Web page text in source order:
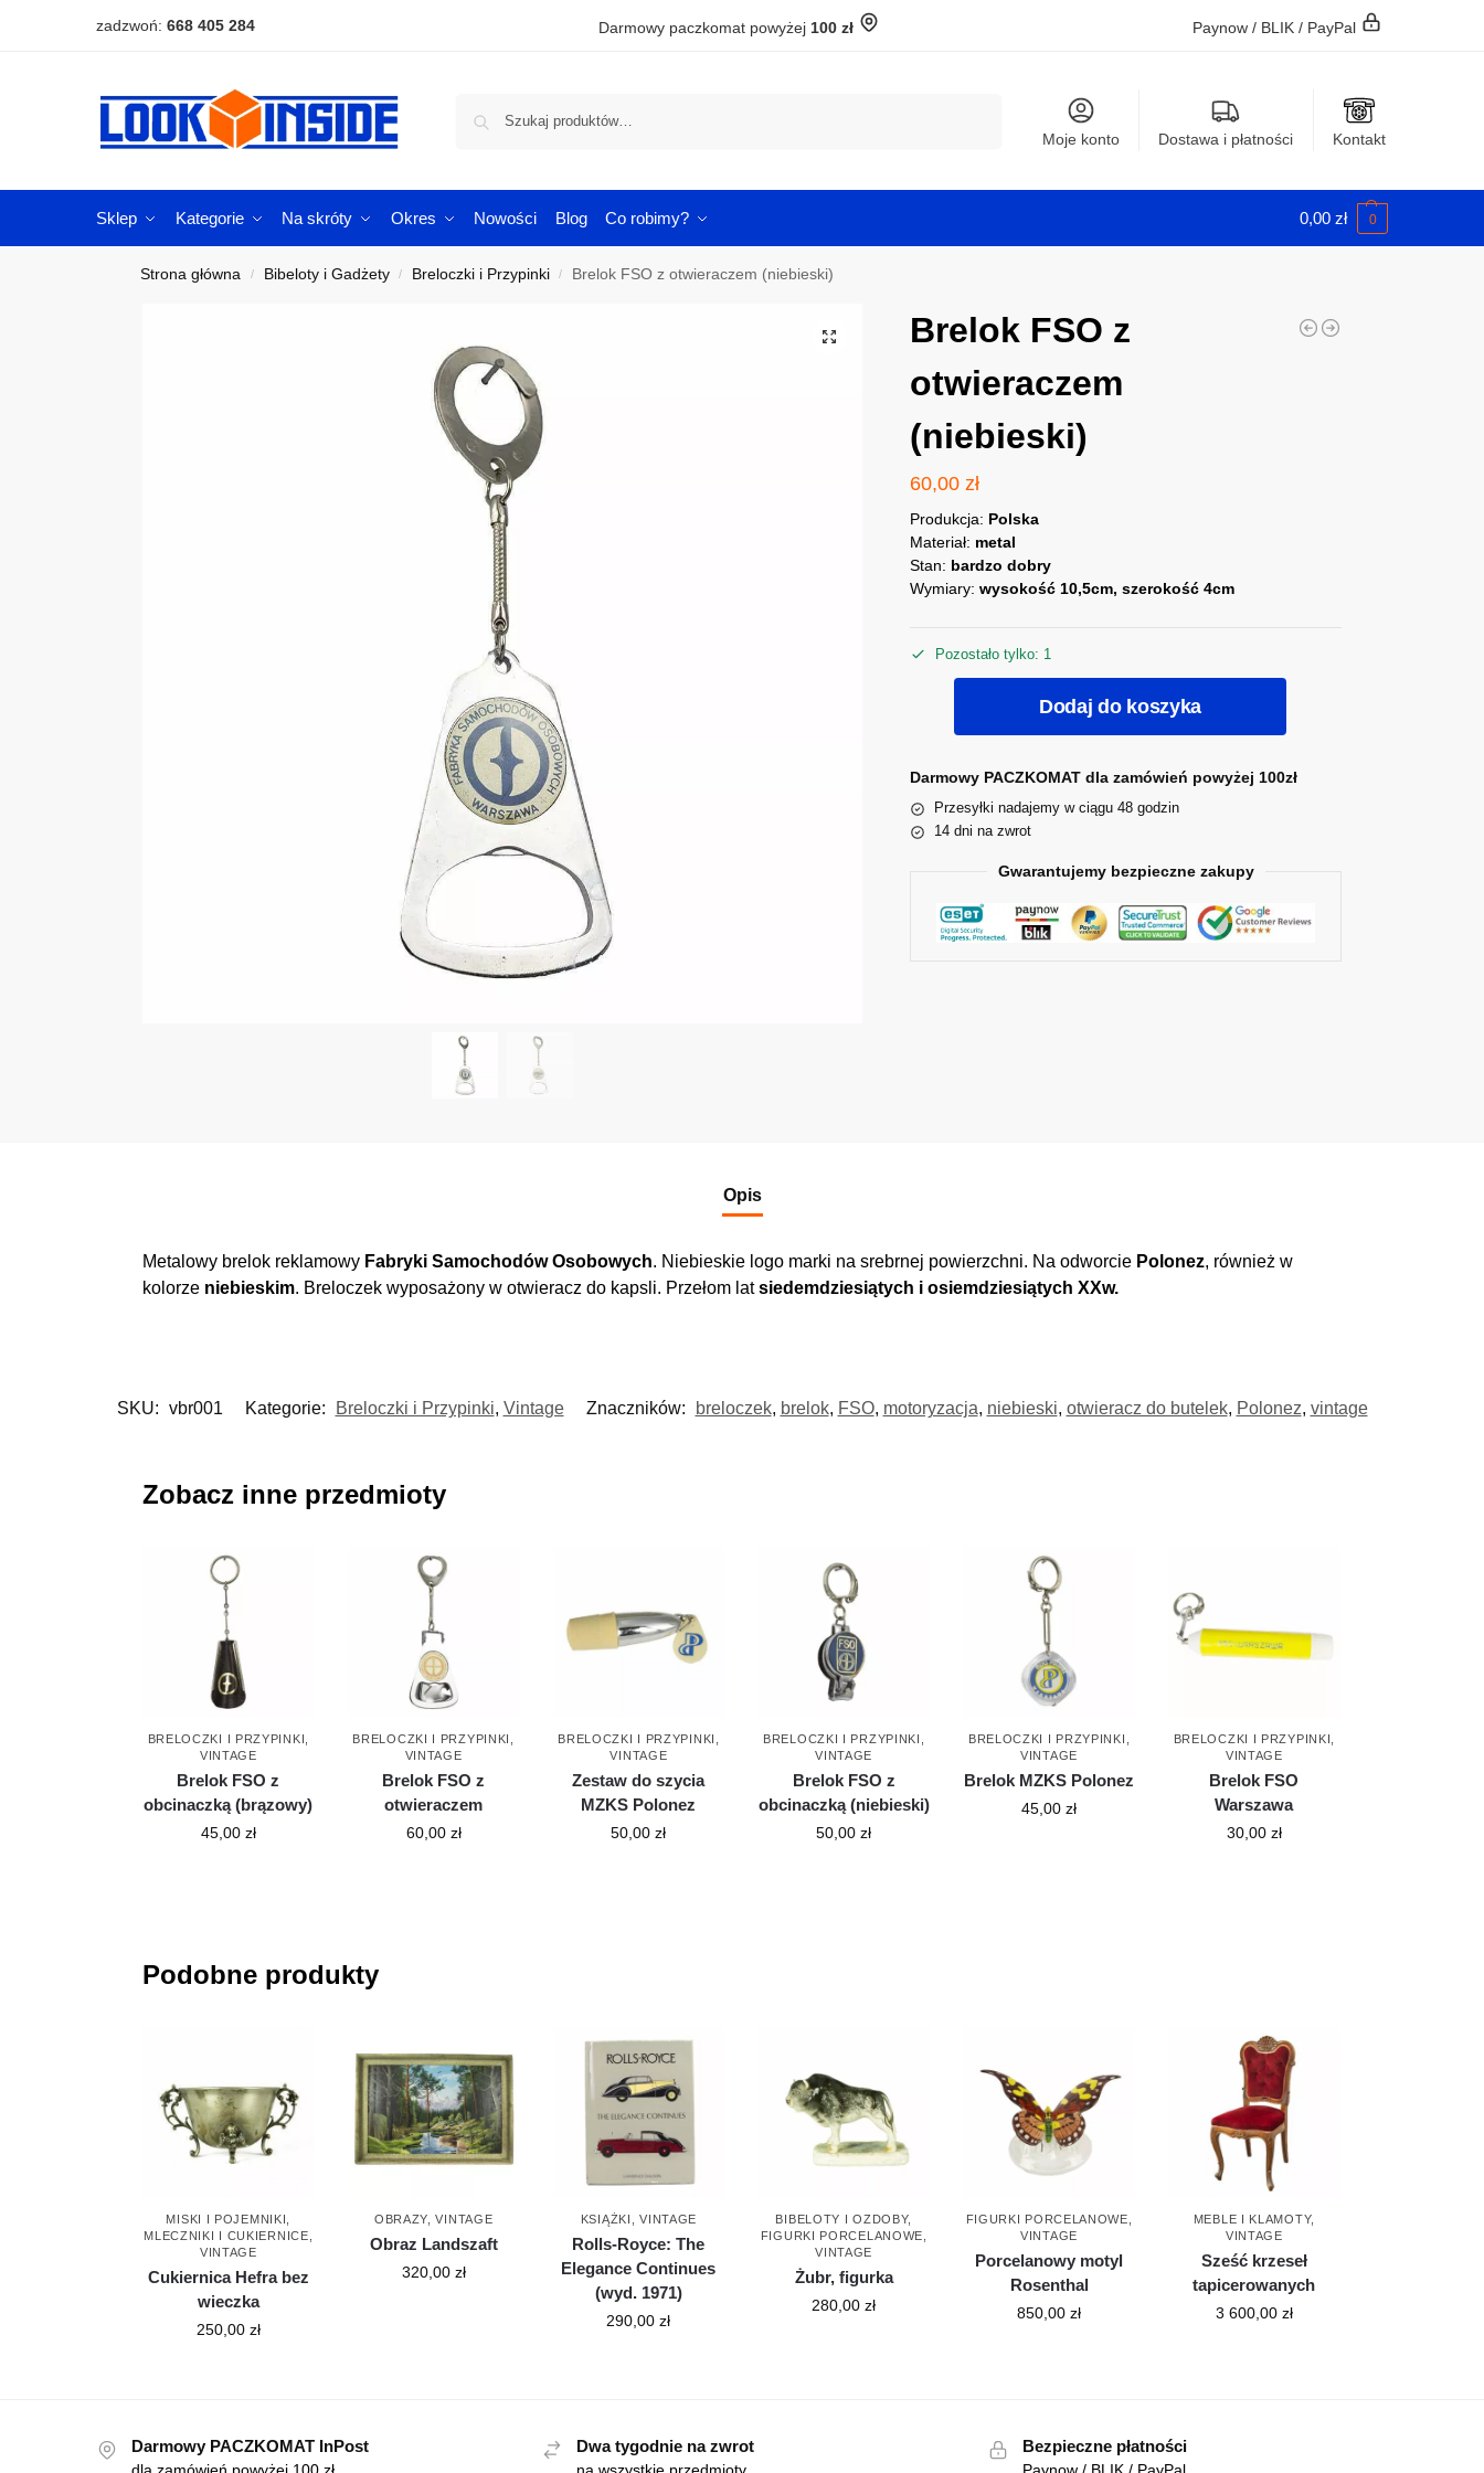
zadzwoń: 668 405 284 Darmowy paczkomat powyżej 100 zł Paynow / BLIK / PayPal
Moje konto Dostawa i płatności Kontakt
Sklep Kategorie Na skróty Okres Nowości Blog Co robimy? 0,00 zł 0
Strona główna / Bibeloty i Gadżety / Breloczki i Przypinki / Brelok FSO z otwieraczem (niebieski)
Brelok FSO z
otwieraczem
(niebieski)
60,00zł
Produkcja: Polska
Materiał: metal
Stan: bardzo dobry
Wymiary:wysokość 10,5cm, szerokość 4cm
Pozostało tylko: 1
Dodaj do koszyka
Darmowy PACZKOMAT dla zamówień powyżej 100zł
Przesyłki nadajemy w ciągu 48 godzin
14 dni na zwrot
Gwarantujemy bezpieczne zakupy
Opis
Metalowy brelok reklamowy Fabryki Samochodów Osobowych. Niebieskie logo marki na srebrnej powierzchni. Na odworcie Polonez, również w
kolorze niebieskim. Breloczek wyposażony w otwieracz do kapsli. Przełom latsiedemdziesiątych i osiemdziesiątych XXw.
SKU: vbr001 Kategorie: Breloczki i Przypinki, Vintage Znaczników: breloczek, brelok, FSO, motoryzacja, niebieski, otwieracz do butelek, Polonez, vintage
Zobacz inne przedmioty
BRELOCZKI I PRZYPINKI
VINTAGE
Brelok FSO z
obcinaczką (brązowy)
45,00 zł
BRELOCZKI I PRZYPINKI
VINTAGE
Brelok FSO z
otwieraczem
60,00 zł
BRELOCZKI I PRZYPINKI
VINTAGE
Zestaw do szycia
MZKS Polonez
50,00zł
BRELOCZKI I PRZYPINKI
VINTAGE
Brelok FSO z
obcinaczką (niebieski)
50,00zł
BRELOCZKI I PRZYPINKI
VINTAGE
Brelok MZKS Polonez
45,00zł
BRELOCZKI I PRZYPINKI
VINTAGE
Brelok FSO
Warszawa
30,00 zł
Podobne produkty
MISKI I POJEMNIKI
MLECZNIKI I CUKIERNICE
VINTAGE
Cukiernica Hefra bez
wieczka
250,00 zł
OBRAZY ,VINTAGE
Obraz Landszaft
320,00 zł
KSIĄŻKI ,VINTAGE
Rolls-Royce: The
Elegance Continues
(wyd. 1971)
290,00zł
BIBELOTY I OZDOBY,
FIGURKI PORCELANOWE
VINTAGE
Żubr, figurka
280,00zł
FIGURKI PORCELANOWE
VINTAGE
Porcelanowy motyl
Rosenthal
850,00zł
MEBLE I KLAMOTY,
VINTAGE
Sześć krzeseł
tapicerowanych
3 600,00 zł
Darmowy PACZKOMAT InPost Dwa tygodnie na zwrot Bezpieczne płatności